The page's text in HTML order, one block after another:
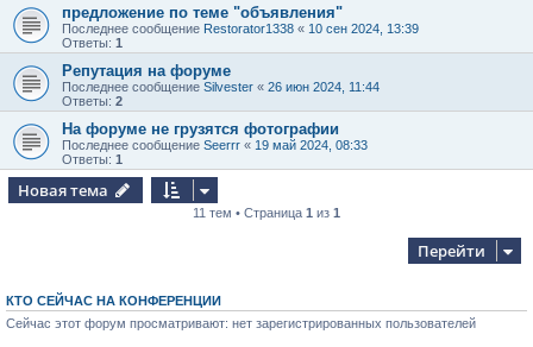
предложение по теме "объявления"
Последнее сообщение Restorator1338 « 10 сен 2024, 13:39
Ответы: 1
Репутация на форуме
Последнее сообщение Silvester « 26 июн 2024, 11:44
Ответы: 2
На форуме не грузятся фотографии
Последнее сообщение Seerrr « 19 май 2024, 08:33
Ответы: 1
Новая тема
11 тем • Страница 1 из 1
Перейти
КТО СЕЙЧАС НА КОНФЕРЕНЦИИ
Сейчас этот форум просматривают: нет зарегистрированных пользователей